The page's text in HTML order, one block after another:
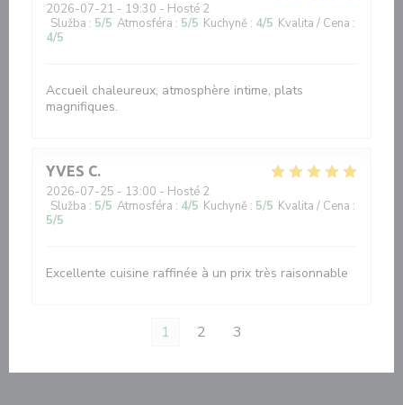
2026-07-21 - 19:30 - Hosté 2
Služba : 5/5 Atmosféra : 5/5 Kuchyně : 4/5 Kvalita / Cena :
4/5
Accueil chaleureux, atmosphère intime, plats
magnifiques.
YVES C
2026-07-25 - 13:00 - Hosté 2
Služba : 5/5 Atmosféra : 4/5 Kuchyně : 5/5 Kvalita / Cena :
5/5
Excellente cuisine raffinée à un prix très raisonnable
1 2 3